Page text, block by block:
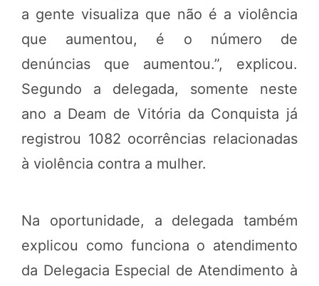
a gente visualiza que não é a violência
que aumentou, é o número de
denúncias que aumentou.”, explicou.
Segundo a delegada, somente neste
ano a Deam de Vitória da Conquista já
registrou 1082 ocorrências relacionadas
à violência contra a mulher.
Na oportunidade, a delegada também
explicou como funciona o atendimento
da Delegacia Especial de Atendimento à